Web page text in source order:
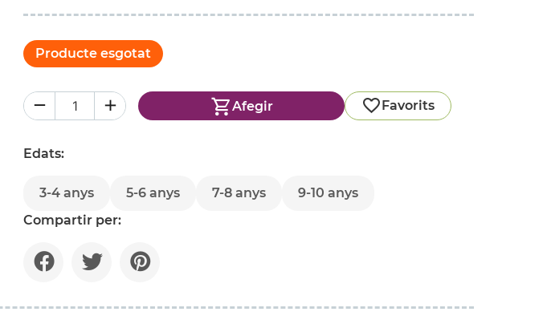
Producte esgotat
Afegir Favorits
Edats:
3-4 anys 5-6 anys 7-8 anys
9-10 anys
Compartir per: